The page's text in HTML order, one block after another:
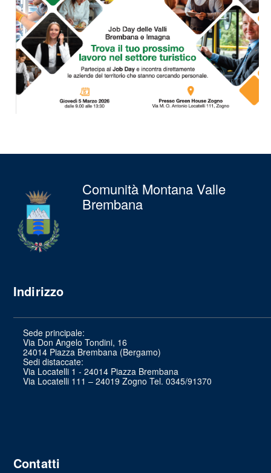
Comunità Montana Valle
Brembana
Indirizzo
Sede principale:
Via Don Angelo Tondini, 16
24014 Piazza Brembana (Bergamo)
Sedi distaccate:
Via Locatelli 1 - 24014 Piazza Brembana
Via Locatelli 111 – 24019 Zogno Tel. 0345/91370
Contatti